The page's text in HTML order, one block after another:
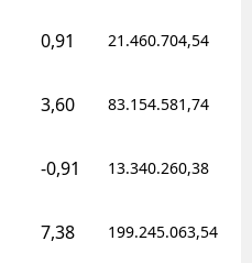
0,91 21.460.704,54
3,60 83.154.581,74
-0,91 13.340.260,38
7,38 199.245.063,54